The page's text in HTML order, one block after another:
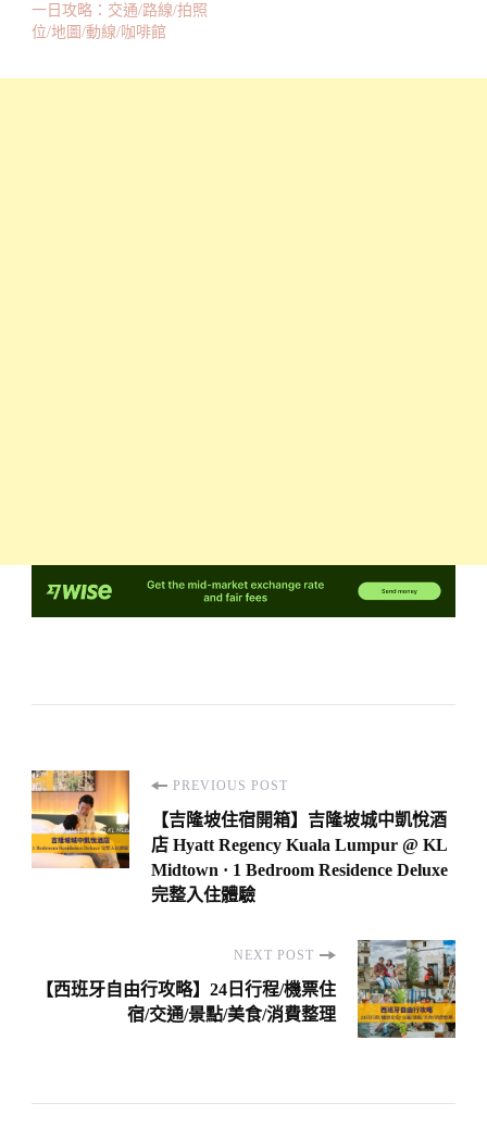
一日攻略：交通/路線/拍照
位/地圖/動線/咖啡館
Post
Navigation
PREVIOUS POST
【吉隆坡住宿開箱】吉隆坡城中凱悅酒
店 Hyatt Regency Kuala Lumpur @ KL
Midtown · 1 Bedroom Residence Deluxe
完整入住體驗
NEXT POST
【西班牙自由行攻略】24日行程/機票住
宿/交通/景點/美食/消費整理